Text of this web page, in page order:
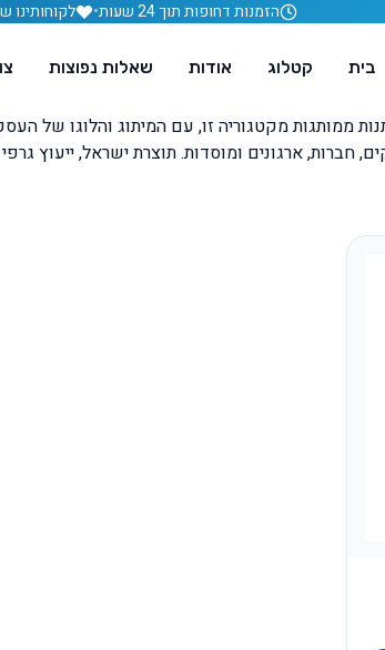
הזמנות דחופות תוך 24 שעות • לקוחותינו
בית קטלוג אודות שאלות נפוצות
ממותגות מקטגוריה זו, עם המיתוג והלוגו
ומוסדות. תוצרת ישראל, ייעוץ גרפי חינם, מענה דחוף 24/7. שירות